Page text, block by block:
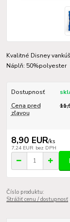
Kvalitné Disney
Náplň:
Dostupnosť
Cena pred
zľavou
8,90 EUR/ks
7,24 EUR bez DPH
Číslo produktu:
Strážiť cenu / dostupnosť